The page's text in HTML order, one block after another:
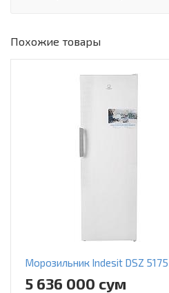
Похожие товары
Морозильник Indesit DSZ 5175
5 636 000 сум